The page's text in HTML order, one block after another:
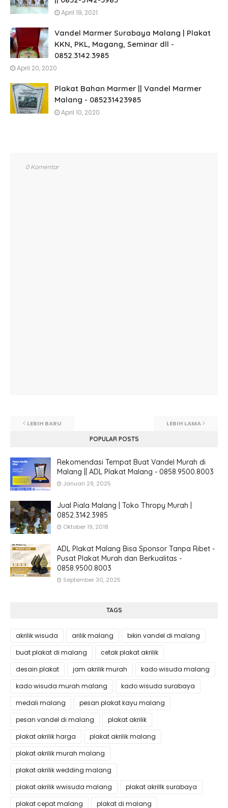
April 19, 2021
Vandel Marmer Surabaya Malang | Plakat
KKN, PKL, Magang, Seminar dll -
0852.3142.3985
April 20, 2020
Plakat Bahan Marmer || Vandel Marmer
Malang - 085231423985
April 10, 2020
0 Komentar
LEBIH BARU LEBIH LAMA
POPULAR POSTS
Rekomendasi Tempat Buat Vandel Murah di
Malang || ADL Plakat Malang - 0858.9500.8003
Januari 29, 2025
Jual Piala Malang | Toko Thropy Murah |
0852.3142.3985
Oktober 19, 2018
ADL Plakat Malang Bisa Sponsor Tanpa Ribet -
Pusat Plakat Murah dan Berkualitas -
0858.9500.8003
September 30, 2025
TAGS
akrilik wisuda arilik malang
bikin vandel di malang
buat plakat di malang
cetak plakat akrilik
desain plakat
jam akrilik murah
kado wisuda malang
kado wisuda murah malang
kado wisuda surabaya
medali malang
pesan plakat kayu malang
pesan vandel di malang
plakat akrilik
plakat akrilik harga
plakat akrilik malang
plakat akrilik murah malang
plakat akrilik wedding malang
plakat akrilik wwisuda malang
plakat akrillk surabaya
plakat cepat malang
plakat di malang